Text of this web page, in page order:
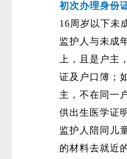
初次办理身份
16周岁以下未
监护人与未成
上，且是户主
证及户口簿；
主，不在同一
供出生医学证
监护人陪同儿
的材料去就近